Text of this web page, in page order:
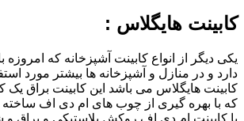
کابینت هایگلاس :
یکی دیگر از انواع کابینت آشپزخانه که امروزه
دارد و در منازل و آشپزخانه ها بیشتر مورد
کابینت هایگلاس می باشد این کابینت براق یک
که با بهره گیری از چوب های ام دی اف ساخته
با کابینت ام دی اف روکش پلاستیکی و براق